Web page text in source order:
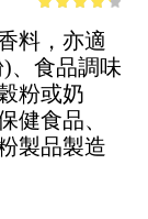
of 5
料，亦適
、食品調味
粉或奶
健食品、
製品製造